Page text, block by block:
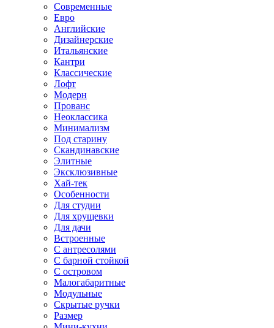
Современные
Евро
Английские
Дизайнерские
Итальянские
Кантри
Классические
Лофт
Модерн
Прованс
Неоклассика
Минимализм
Под старину
Скандинавские
Элитные
Эксклюзивные
Хай-тек
Особенности
Для студии
Для хрущевки
Для дачи
Встроенные
С антресолями
С барной стойкой
С островом
Малогабаритные
Модульные
Скрытые ручки
Размер